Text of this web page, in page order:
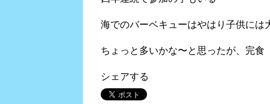
海でのバーベキューはやはり子供には
ちょっと多いかな〜と思ったが、完食
シェアする